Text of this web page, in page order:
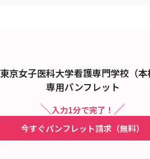
東京女子医科大学看護専門学校（本
専用パンフレット
入力1分で完了！
今すぐパンフレット請求（無料）